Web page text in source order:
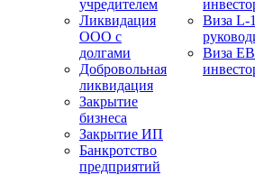
учредителем
Ликвидация
ООО с
долгами
Добровольная
ликвидация
Закрытие
бизнеса
Закрытие ИП
Банкротство
предприятий
Виза L-
Виза